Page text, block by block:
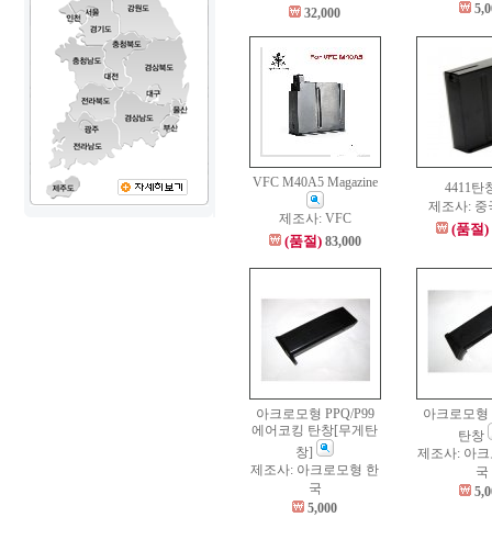
32,000
VFC M40A5 Magazine
제조사: VFC
(품절) 83,000
4411탄
제조사: 중
(품절)
아크로모형 PPQ/P99
에어코킹 탄창[무게탄
창]
제조사: 아크로모형 한
국
5,000
아크로모형
탄창
제조사: 아
국